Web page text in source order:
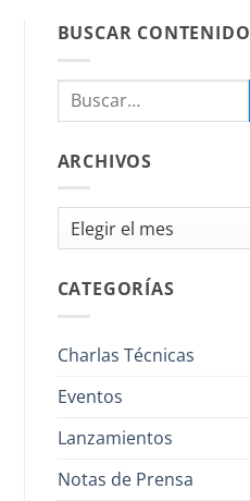
BUSCAR CONTENIDO
ARCHIVOS
Archivos
CATEGORÍAS
Charlas Técnicas
Eventos
Lanzamientos
Notas de Prensa